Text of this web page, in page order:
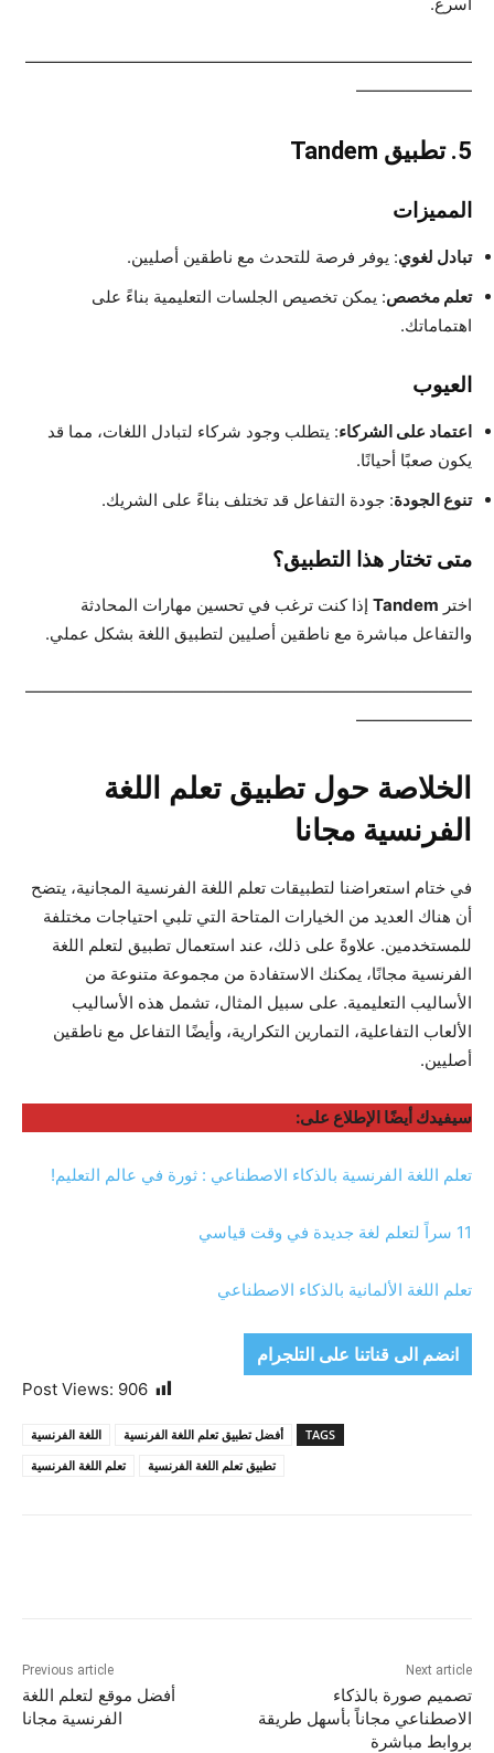
أسرع.
———————————————————————————
———————
5. تطبيق Tandem
المميزات
تبادل لغوي: يوفر فرصة للتحدث مع ناطقين أصليين.
تعلم مخصص: يمكن تخصيص الجلسات التعليمية بناءً على
اهتماماتك.
العيوب
اعتماد على الشركاء: يتطلب وجود شركاء لتبادل اللغات، مما قد
يكون صعبًا أحيانًا.
تنوع الجودة: جودة التفاعل قد تختلف بناءً على الشريك.
متى تختار هذا التطبيق؟
اختر Tandem إذا كنت ترغب في تحسين مهارات المحادثة
والتفاعل مباشرة مع ناطقين أصليين لتطبيق اللغة بشكل عملي.
———————————————————————————
———————
الخلاصة حول تطبيق تعلم اللغة
الفرنسية مجانا
في ختام استعراضنا لتطبيقات تعلم اللغة الفرنسية المجانية، يتضح
أن هناك العديد من الخيارات المتاحة التي تلبي احتياجات مختلفة
للمستخدمين. علاوةً على ذلك، عند استعمال تطبيق لتعلم اللغة
الفرنسية مجانًا، يمكنك الاستفادة من مجموعة متنوعة من
الأساليب التعليمية. على سبيل المثال، تشمل هذه الأساليب
الألعاب التفاعلية، التمارين التكرارية، وأيضًا التفاعل مع ناطقين
أصليين.
سيفيدك أيضًا الإطلاع على:
تعلم اللغة الفرنسية بالذكاء الاصطناعي : ثورة في عالم التعليم!
11 سراً لتعلم لغة جديدة في وقت قياسي
تعلم اللغة الألمانية بالذكاء الاصطناعي
انضم الى قناتنا على التلجرام
Post Views: 906
TAGS أفضل تطبيق تعلم اللغة الفرنسية
اللغة الفرنسية
تطبيق تعلم اللغة الفرنسية
تعلم اللغة الفرنسية
Previous article
أفضل موقع لتعلم اللغة
الفرنسية مجانا
Next article
تصميم صورة بالذكاء
الاصطناعي مجاناً بأسهل طريقة
بروابط مباشرة